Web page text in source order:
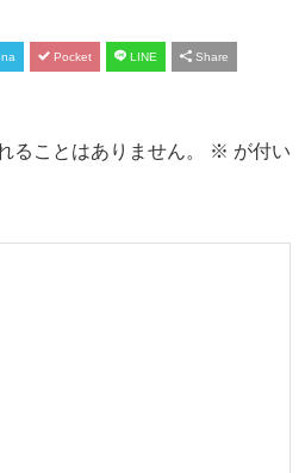
Pocket LINE Share
ることはありません。 ※ が付い